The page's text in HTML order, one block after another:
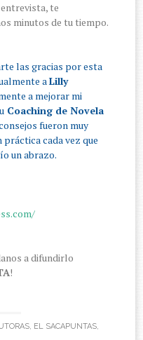
te
minutos de tu tiempo.
las gracias por esta
aLilly
a mejorar mi
Coaching de Novela
fueron muy
cada vez que
un abrazo.
a difundirlo
!
, EL SACAPUNTAS,